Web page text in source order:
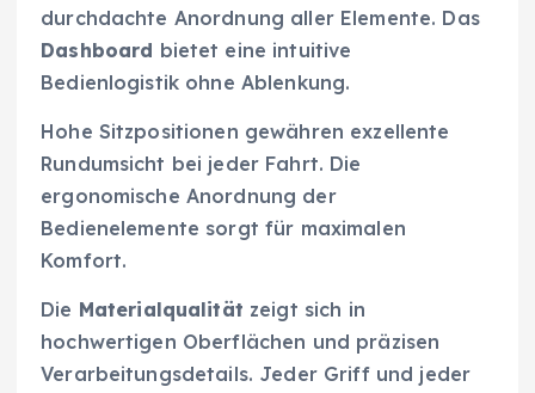
durchdachte Anordnung aller Elemente. Das
Dashboard bietet eine intuitive
Bedienlogistik ohne Ablenkung.
Hohe Sitzpositionen gewähren exzellente
Rundumsicht bei jeder Fahrt. Die
ergonomische Anordnung der
Bedienelemente sorgt für maximalen
Komfort.
Die Materialqualität zeigt sich in
hochwertigen Oberflächen und präzisen
Verarbeitungsdetails. Jeder Griff und jeder